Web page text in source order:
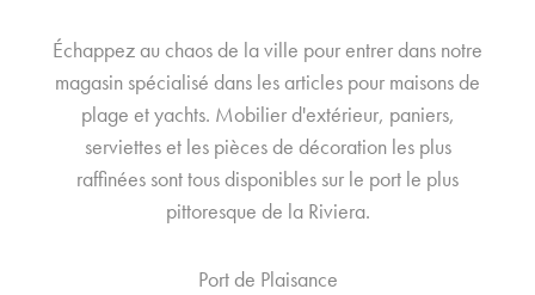
Échappez au chaos de la ville pour entrer dans notre
magasin spécialisé dans les articles pour maisons de
plage et yachts. Mobilier d'extérieur, paniers,
serviettes et les pièces de décoration les plus
raffinées sont tous disponibles sur le port le plus
pittoresque de la Riviera.
Port de Plaisance